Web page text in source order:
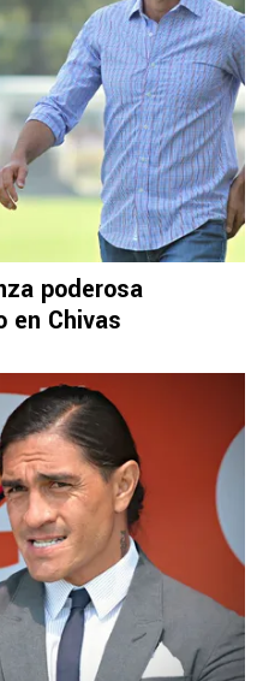
poderosa
en Chivas